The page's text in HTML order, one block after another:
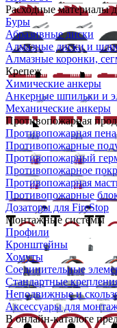
Расходные материалы
Буры
Абразивные диски
Алмазные диски и
Алмазные коронки,
Крепеж
Химические анкеры
Анкерные шпильки и
Механические анкеры
Противопожарная
Противопожарная пена
Противопожарные
Противопожарный
Противопожарное
Противопожарная
Противопожарные
Дозаторы для FireStop
Монтажные системы
Профили
Кронштейны
Хомуты
Соединительные
Стандартные
Неподвижные и
Аксессуары для
В онлайн-каталоге